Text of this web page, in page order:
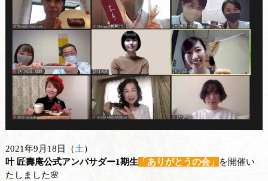
2021年9月18日（土 ）
叶 匠壽庵公式アンバサダー1期生 「ありがとうの会」 を開催い
たしました🌸